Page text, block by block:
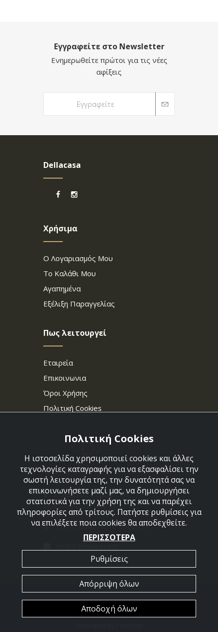
Εγγραφείτε στο Newsletter
Ενημερωθείτε πρώτοι για τις νέες
αφίξεις
Dellacasa
Χρήσιμα
Ο Λογαριασμός Μου
Το Καλάθι Μου
Αγαπημένα
Εξέλιξη Παραγγελίας
Πως λειτουργεί
Εταιρεία
Επικοινωνια
Όροι Χρήσης
Πολιτική Cookies
Στεφάνου Σαράφη 36,
Αργυρούπολη 164 52
210 9960427-210 9960489
2026 @ All Rights Reserved - Dellacasa
Πολιτική Cookies
Η ιστοσελίδα χρησιμοποιεί cookies και άλλες
τεχνολογίες καταγραφής για να εξασφαλίσει την
σωστή λειτουργία της, την δυνατότητά σας να
επικοινωνήσετε μαζί μας, να δημιουργήσει
στατιστικά για την χρήση της και να παρέχει
πληροφορίες από τρίτους. Πατήστε ρυθμίσεις για
να επιλέξετε ποια cookies θα αποδεχθείτε.
ΠΕΡΙΣΣΟΤΕΡΑ
Ρυθμίσεις
Απόρριψη όλων
Αποδοχή όλων